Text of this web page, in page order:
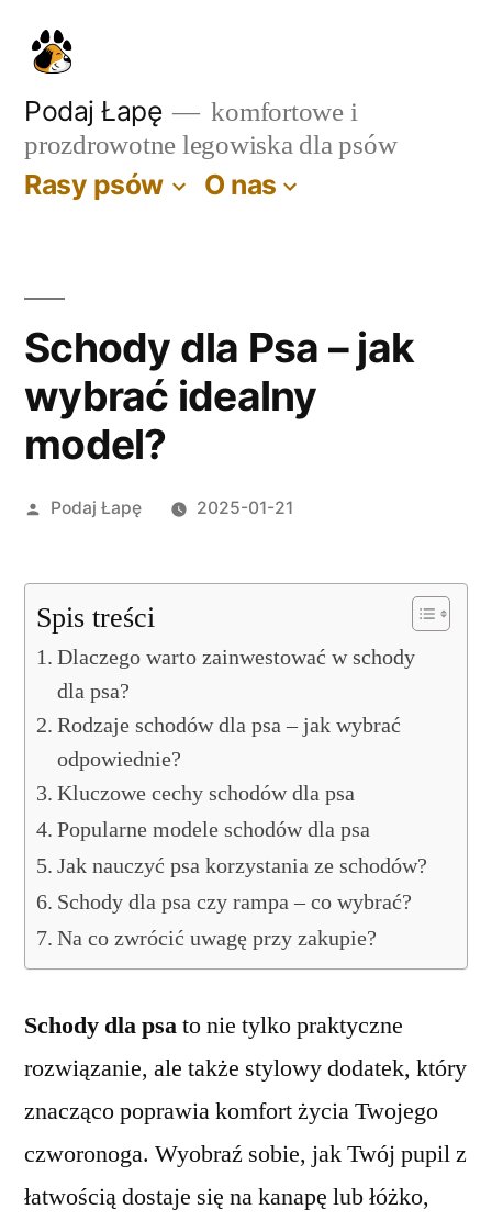
treściPodaj Łapę
komfortowe i
prozdrowotne legowiska dla psów
Rasy psów O nas
Schody dla Psa – jak
wybrać idealny
model?
Opublikowane
Podaj Łapę 2025-01-21
Spis treści
Dlaczego warto zainwestować w schody
dla psa?
Rodzaje schodów dla psa – jak wybrać
odpowiednie?
Kluczowe cechy schodów dla psa
Popularne modele schodów dla psa
Jak nauczyć psa korzystania ze schodów?
Schody dla psa czy rampa – co wybrać?
Na co zwrócić uwagę przy zakupie?
Schody dla psato nie tylko praktyczne
rozwiązanie, ale także stylowy dodatek, który
znacząco poprawia komfort życia Twojego
czworonoga. Wyobraź sobie, jak Twój pupil z
łatwością dostaje się na kanapę lub łóżko,